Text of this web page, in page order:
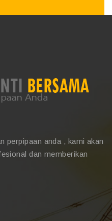
perpipaan anda , kami akan
dan memberikan